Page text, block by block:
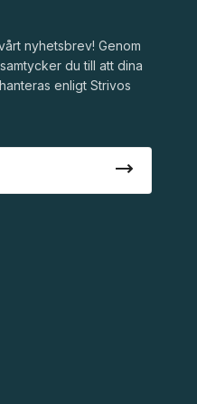
nyhetsbrev! Genom
du till att dina
enligt Strivos